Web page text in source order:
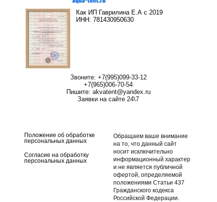
Как ИП Гаврилина Е.А с 2019
ИНН: 781430950630
Звоните: +7(995)099-33-12
+7(965)006-70-54
Пишите: akvatent@yandex.ru
Заявки на сайте 24\7
Положение об обработке
персональных данных
Согласие на обработку
персональных данных
Обращаем ваше внимание
на то, что данный сайт
носит исключительно
информационный характер
и не является публичной
офертой, определяемой
положениями Статьи 437
Гражданского кодекса
Российской Федерации.